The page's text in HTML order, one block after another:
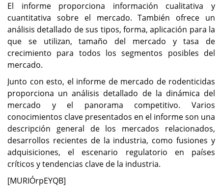
El informe proporciona información cualitativa y
cuantitativa sobre el mercado. También ofrece un
análisis detallado de sus tipos, forma, aplicación para la
que se utilizan, tamaño del mercado y tasa de
crecimiento para todos los segmentos posibles del
mercado.
Junto con esto, el informe de mercado de rodenticidas
proporciona un análisis detallado de la dinámica del
mercado y el panorama competitivo. Varios
conocimientos clave presentados en el informe son una
descripción general de los mercados relacionados,
desarrollos recientes de la industria, como fusiones y
adquisiciones, el escenario regulatorio en países
críticos y tendencias clave de la industria.
[MURIÓrpEYQB]